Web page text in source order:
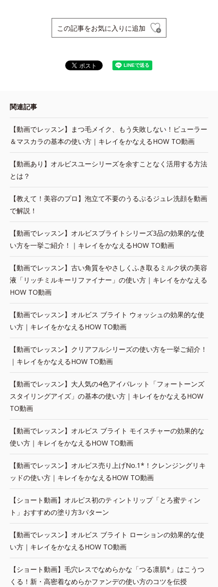
この記事をお気に入りに追加
関連記事
【動画でレッスン】まつ毛メイク、もう失敗しない！ビューラー
＆マスカラの基本の使い方｜キレイをかなえるHOW TO動画
【動画あり】オルビスユーシリーズを余すことなく活用する方法
とは？
【教えて！美容のプロ】泡立て不要のうるぷるジュレ洗顔を動画
で解説！
【動画でレッスン】オルビスブライトシリーズ3品の効果的な使
い方を一挙ご紹介！｜キレイをかなえるHOW TO動画
【動画でレッスン】古い角質をやさしくふき取るミルク状の美容
液「リッチミルキーリファイナー」の使い方｜キレイをかなえる
HOW TO動画
【動画でレッスン】オルビス ブライト ウォッシュの効果的な使
い方｜キレイをかなえるHOW TO動画
【動画でレッスン】クリアフルシリーズの使い方を一挙ご紹介！
｜キレイをかなえるHOW TO動画
【動画でレッスン】大人気の4色アイパレット「フォートーンズ
スタイリングアイズ」の基本の使い方｜キレイをかなえるHOW
TO動画
【動画でレッスン】オルビス ブライト モイスチャーの効果的な
使い方｜キレイをかなえるHOW TO動画
【動画でレッスン】オルビス売り上げNo.1*！クレンジングリキ
ッドの使い方｜キレイをかなえるHOW TO動画
【ショート動画】オルビス初のティントリップ「とろ蜜ティン
ト」おすすめの塗り方3パターン
【動画でレッスン】オルビス ブライト ローションの効果的な使
い方｜キレイをかなえるHOW TO動画
【ショート動画】毛穴レスでなめらかな「つる凛肌*」はこうつ
くる！新・高密着なめらかファンデの使い方のコツを伝授